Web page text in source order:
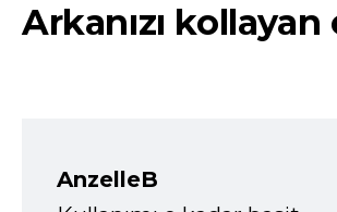
Arkanızı
AnzelleB